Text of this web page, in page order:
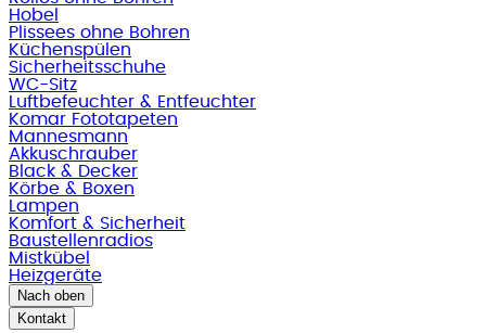
Hobel
Plissees ohne Bohren
Küchenspülen
Sicherheitsschuhe
WC-Sitz
Luftbefeuchter & Entfeuchter
Komar Fototapeten
Mannesmann
Akkuschrauber
Black & Decker
Körbe & Boxen
Lampen
Komfort & Sicherheit
Baustellenradios
Mistkübel
Heizgeräte
Nach oben
Kontakt